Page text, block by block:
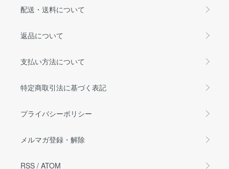
配送・送料について
返品について
支払い方法について
特定商取引法に基づく表記
プライバシーポリシー
メルマガ登録・解除
RSS / ATOM